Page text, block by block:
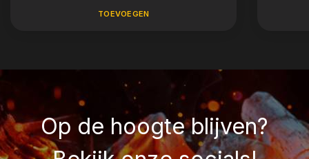
TOEVOEGEN
Op de hoogte blijven?